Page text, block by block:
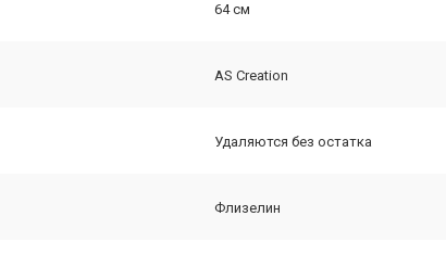
64 см
AS Creation
Удаляются без остатка
Флизелин